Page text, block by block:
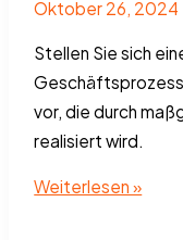
Oktober 26, 2024
Stellen Sie sich
vor, die durch
realisiert wird.
Effizienzsteigerung
Weiterlesen »